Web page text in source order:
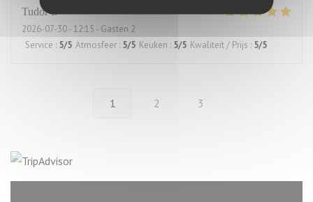
Tudor I
2026-07-30- 12:15 - Gasten 2
Service : 5/5 Atmosfeer : 5/5 Keuken : 5/5 Kwaliteit / Prijs : 5/5
1 2 3